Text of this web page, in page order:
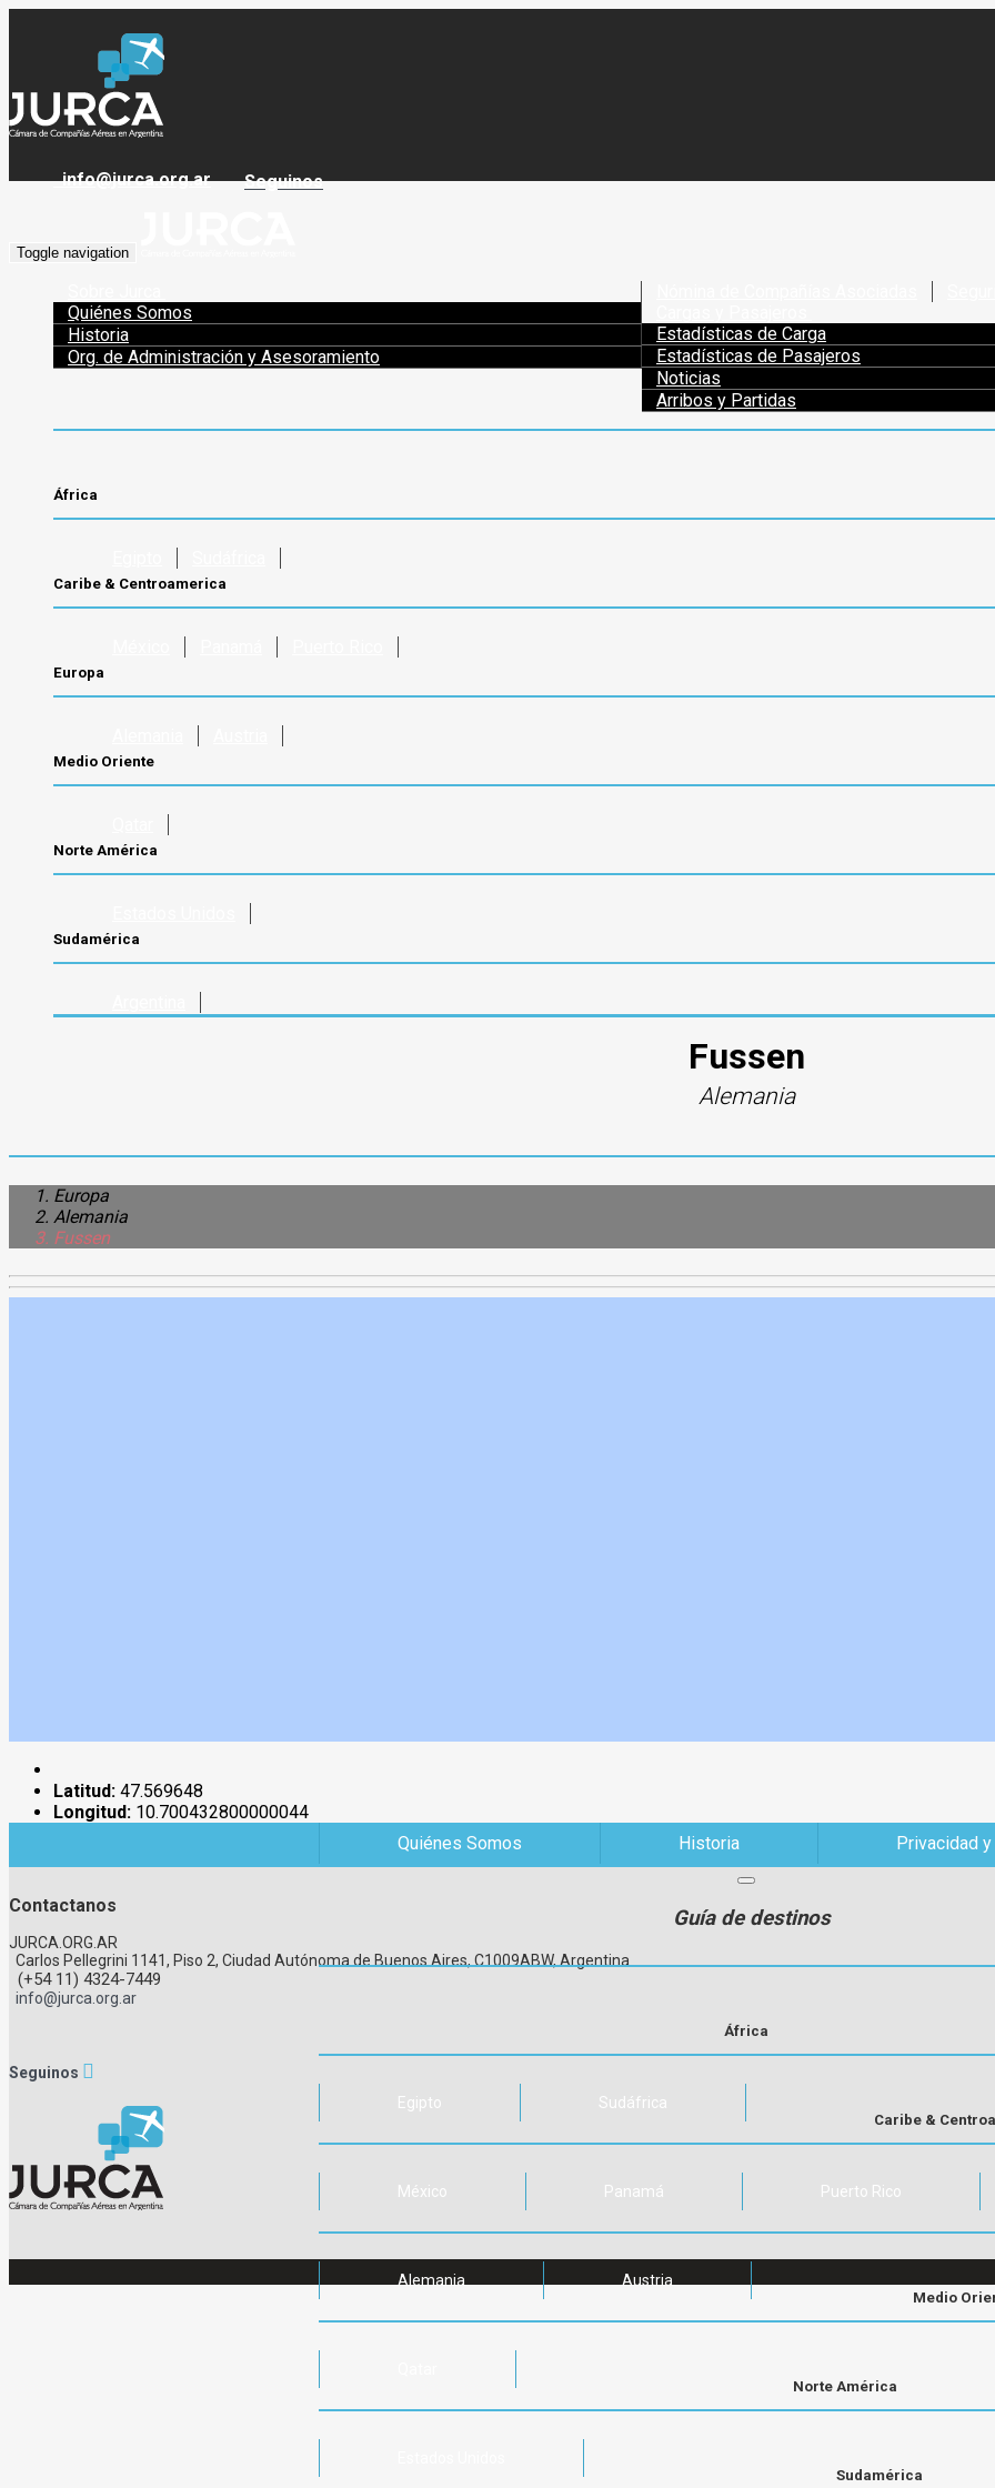
info@jurca.org.ar Seguinos
Toggle navigation
Quiénes Somos
Historia
Org. de Administración y Asesoramiento
Estadísticas de Carga
Estadísticas de Pasajeros
Noticias
Arribos y Partidas
África
Caribe & Centroamerica
Europa
Medio Oriente
Norte América
Sudamérica
Fussen
Alemania
Europa
Alemania
Fussen
Latitud: 47.569648
Longitud: 10.700432800000044
Quiénes Somos
Historia Privacidad
Guía de destinos
África
Egipto Sudáfrica
Caribe &
México Panamá Puerto Rico
Alemania Austria
Medio
Norte América
Sudamérica
Contactanos
JURCA.ORG.AR
Carlos Pellegrini 1141, Piso 2, Ciudad Autónoma de Buenos Aires, C1009ABW, Argentina
(+54 11) 4324-7449
info@jurca.org.ar
Seguinos